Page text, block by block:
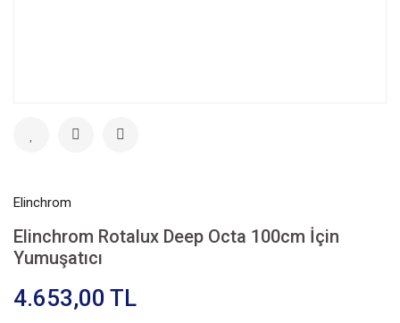
Elinchrom
Elinchrom Rotalux Deep Octa 100cm İçin
Yumuşatıcı
4.653,00 TL